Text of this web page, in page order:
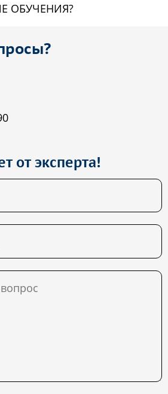
ОБУЧЕНИЯ?
от эксперта!